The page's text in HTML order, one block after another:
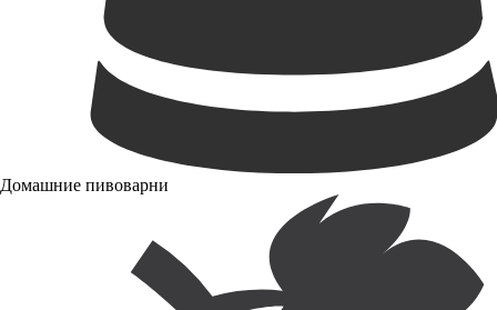
Домашние пивоварни